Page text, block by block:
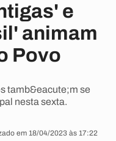
e
animam
Povo
tamb&eacute;m se
nesta sexta.
em 18/04/2023 às 17:22